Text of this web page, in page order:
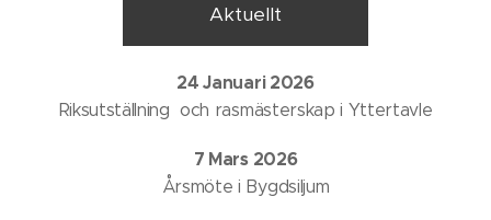
Aktuellt
24 Januari 2026
Riksutställning och rasmästerskap i Yttertavle
7 Mars 2026
Årsmöte i Bygdsiljum